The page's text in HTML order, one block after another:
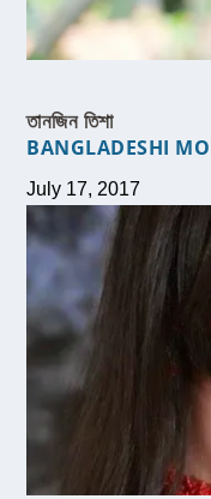
তানজিন তিশা
BANGLADESHI
July 17, 2017